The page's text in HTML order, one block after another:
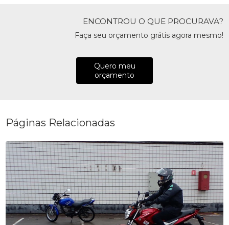
ENCONTROU O QUE PROCURAVA?
Faça seu orçamento grátis agora mesmo!
Quero meu
orçamento
Páginas Relacionadas